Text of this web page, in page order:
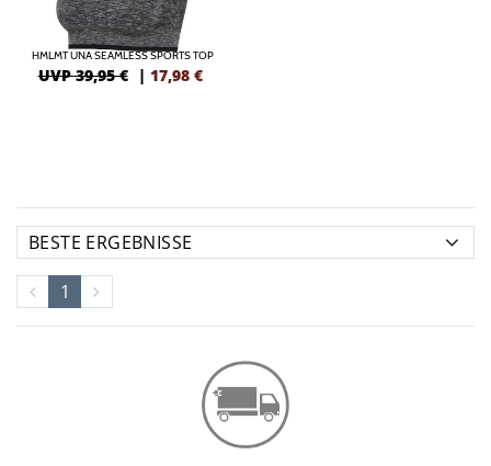
HMLMT UNA SEAMLESS SPORTS TOP
UVP 39,95 € | 17,98 €
1